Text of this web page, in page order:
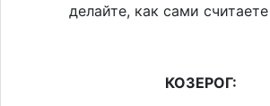
делайте, как сами
КОЗЕРОГ: